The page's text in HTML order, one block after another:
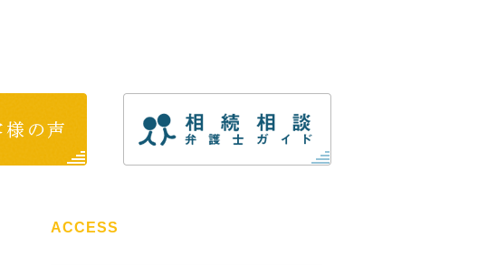
ACCESS